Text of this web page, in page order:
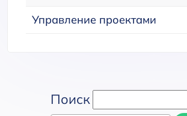
Управление проектами
Поиск